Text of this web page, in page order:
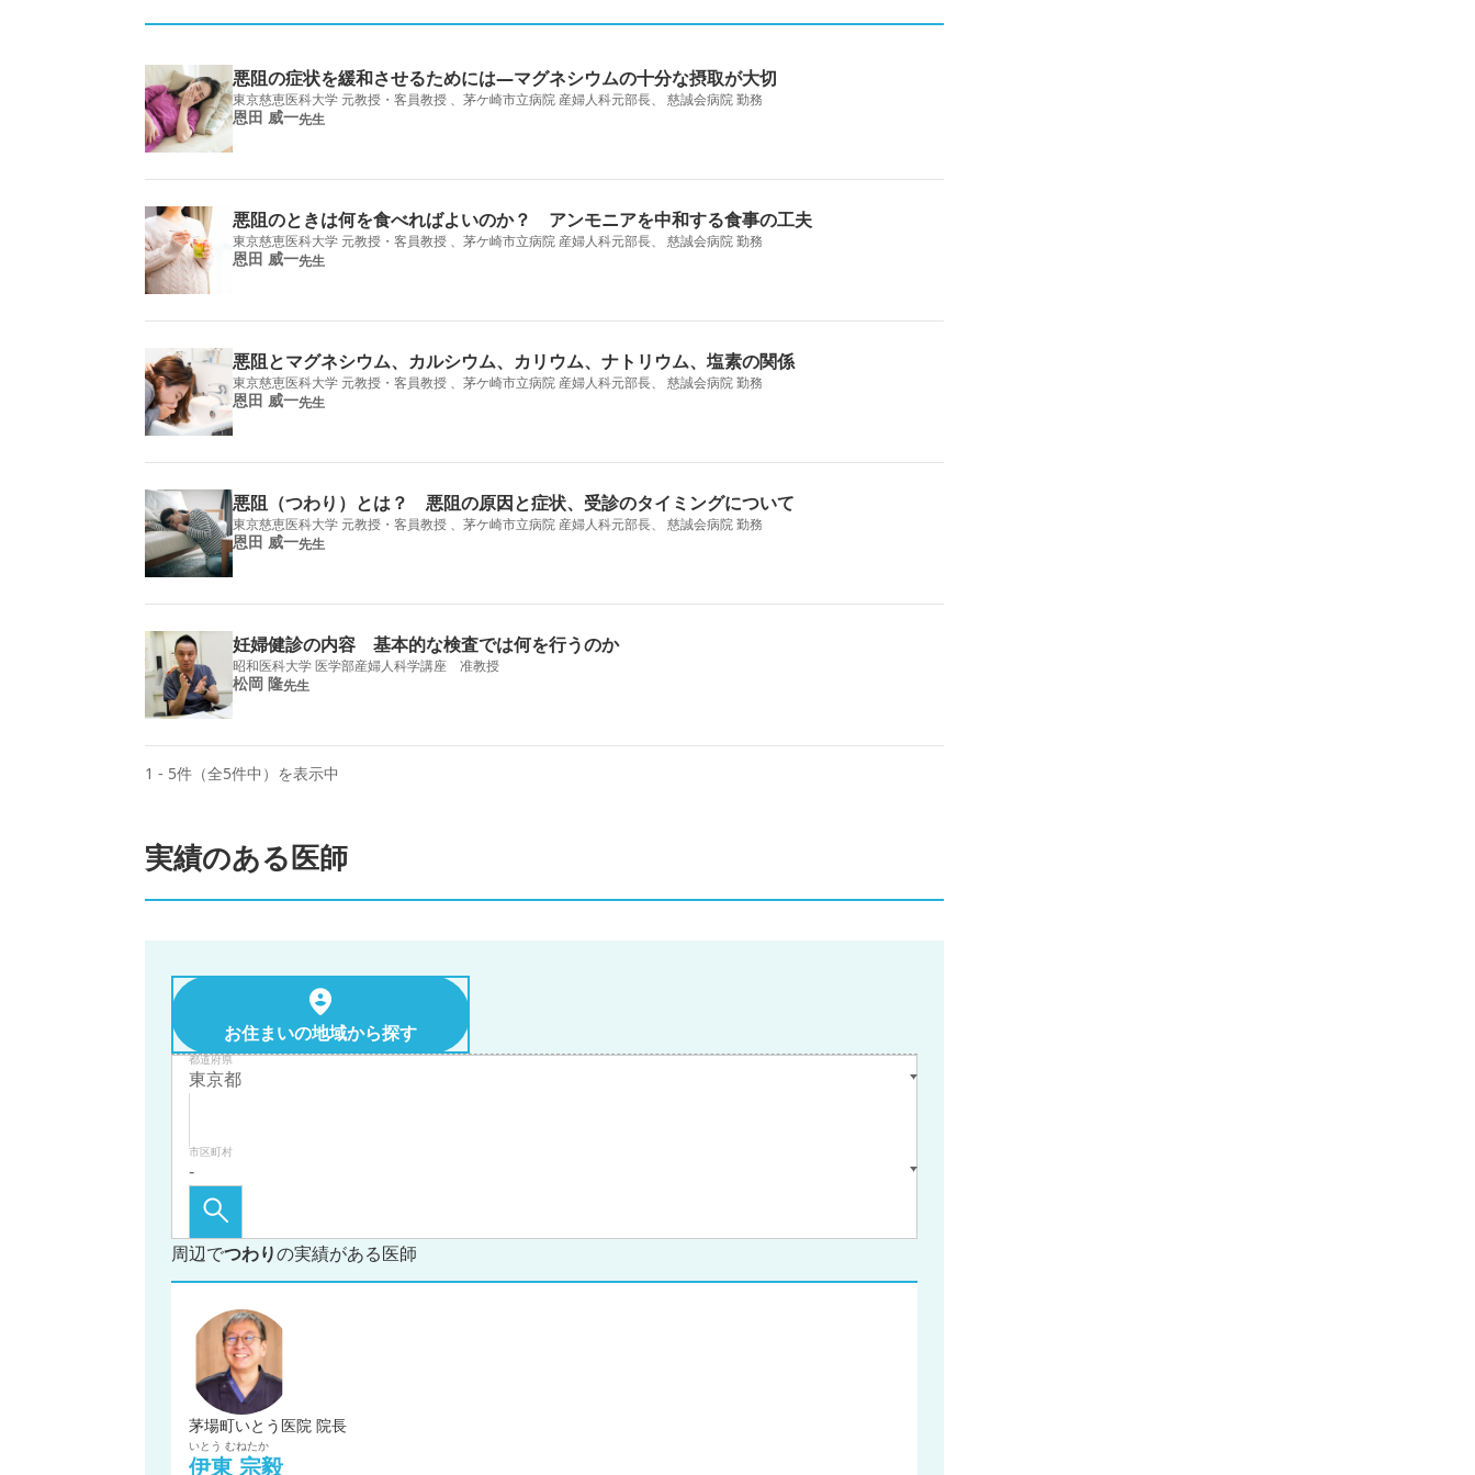
悪阻の症状を緩和させるためには―マグネシウムの十分な摂取が大切
東京慈恵医科大学 元教授・客員教授 、茅ケ崎市立病院 産婦人科元部長、 慈誠会病院 勤務
恩田 威一先生
悪阻のときは何を食べればよいのか？ アンモニアを中和する食事の工夫
東京慈恵医科大学 元教授・客員教授 、茅ケ崎市立病院 産婦人科元部長、 慈誠会病院 勤務
恩田 威一先生
悪阻とマグネシウム、カルシウム、カリウム、ナトリウム、塩素の関係
東京慈恵医科大学 元教授・客員教授 、茅ケ崎市立病院 産婦人科元部長、 慈誠会病院 勤務
恩田 威一先生
悪阻（つわり）とは？ 悪阻の原因と症状、受診のタイミングについて
東京慈恵医科大学 元教授・客員教授 、茅ケ崎市立病院 産婦人科元部長、 慈誠会病院 勤務
恩田 威一先生
妊婦健診の内容 基本的な検査では何を行うのか
昭和医科大学 医学部産婦人科学講座 准教授
松岡 隆先生
1 - 5件（全5件中）を表示中
実績のある医師
お住まいの地域から探す
都道府県
市区町村
周辺でつわりの実績がある医師
茅場町いとう医院 院長
いとう むねたか
伊東 宗毅